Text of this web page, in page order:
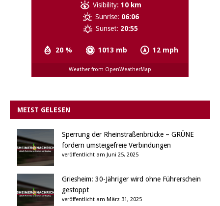
20 % 1013 mb 12 mph
Visibility: 10 km
Sunrise: 06:06
Sunset: 20:55
Weather from OpenWeatherMap
MEIST GELESEN
Sperrung der Rheinstraßenbrücke – GRÜNE
fordern umsteigefreie Verbindungen
veröffentlicht am Juni 25, 2025
Griesheim: 30-Jähriger wird ohne Führerschein
gestoppt
veröffentlicht am März 31, 2025